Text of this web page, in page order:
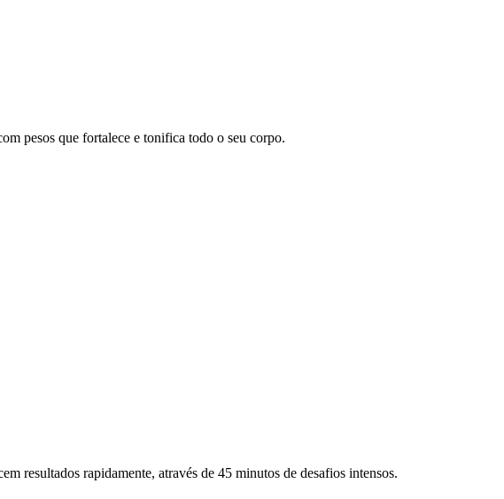
pesos que fortalece e tonifica todo o seu corpo.
resultados rapidamente, através de 45 minutos de desafios intensos.